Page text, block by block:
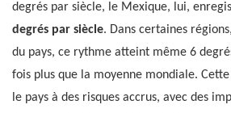
degrés par siècle, le Mexique, lui,
degrés par siècle. Dans certaines
du pays, ce rythme atteint même 6
fois plus que la moyenne mondiale.
le pays à des risques accrus, avec des